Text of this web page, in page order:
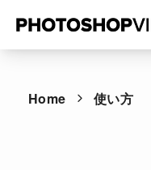
Home 使い方